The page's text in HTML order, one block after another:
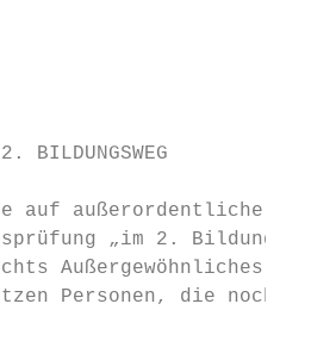
BILDUNGSWEG
auf außerordentliche
„im 2.
Personen, die noch